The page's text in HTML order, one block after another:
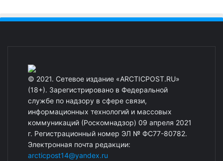
© 2021. Сетевое издание «ARCTICPOST.RU»
(18+). Зарегистрировано в Федеральной
службе по надзору в сфере связи,
информационных технологий и массовых
коммуникаций (Роскомнадзор) 09 апреля 2021
г. Регистрационный номер ЭЛ № ФС77-80782.
Электронная почта редакции:
arcticpost14@yandex.ru